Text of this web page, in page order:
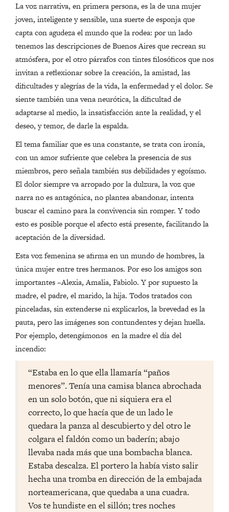
La voz narrativa, en primera persona, es la de una mujer
joven, inteligente y sensible, una suerte de esponja que
capta con agudeza el mundo que la rodea: por un lado
tenemos las descripciones de Buenos Aires que recrean su
atmósfera, por el otro párrafos con tintes filosóficos que nos
invitan a reflexionar sobre la creación, la amistad, las
dificultades y alegrías de la vida, la enfermedad y el dolor. Se
siente también una vena neurótica, la dificultad de
adaptarse al medio, la insatisfacción ante la realidad, y el
deseo, y temor, de darle la espalda.
El tema familiar que es una constante, se trata con ironía,
con un amor sufriente que celebra la presencia de sus
miembros, pero señala también sus debilidades y egoísmo.
El dolor siempre va arropado por la dulzura, la voz que
narra no es antagónica, no plantea abandonar, intenta
buscar el camino para la convivencia sin romper. Y todo
esto es posible porque el afecto está presente, facilitando la
aceptación de la diversidad.
Esta voz femenina se afirma en un mundo de hombres, la
única mujer entre tres hermanos. Por eso los amigos son
importantes –Alexia, Amalia, Fabiolo. Y por supuesto la
madre, el padre, el marido, la hija. Todos tratados con
pinceladas, sin extenderse ni explicarlos, la brevedad es la
pauta, pero las imágenes son contundentes y dejan huella.
Por ejemplo, detengámonos en la madre el día del
incendio:
“Estaba en lo que ella llamaría “paños
menores”. Tenía una camisa blanca abrochada
en un solo botón, que ni siquiera era el
correcto, lo que hacía que de un lado le
quedara la panza al descubierto y del otro le
colgara el faldón como un baderín; abajo
llevaba nada más que una bombacha blanca.
Estaba descalza. El portero la había visto salir
hecha una tromba en dirección de la embajada
norteamericana, que quedaba a una cuadra.
Vos te hundiste en el sillón; tres noches